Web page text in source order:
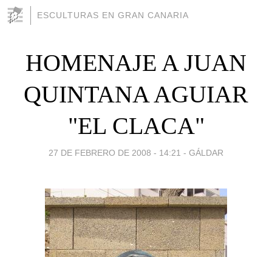
ESCULTURAS EN GRAN CANARIA
HOMENAJE A JUAN
QUINTANA AGUIAR
"EL CLACA"
27 DE FEBRERO DE 2008 - 14:21 - GÁLDAR